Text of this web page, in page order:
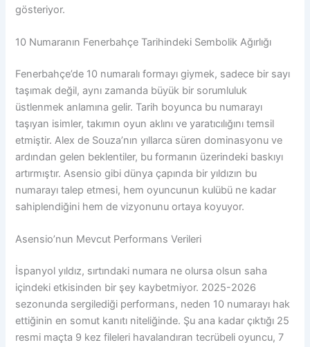
gösteriyor.
10 Numaranın Fenerbahçe Tarihindeki Sembolik Ağırlığı
Fenerbahçe’de 10 numaralı formayı giymek, sadece bir sayı
taşımak değil, aynı zamanda büyük bir sorumluluk
üstlenmek anlamına gelir. Tarih boyunca bu numarayı
taşıyan isimler, takımın oyun aklını ve yaratıcılığını temsil
etmiştir. Alex de Souza’nın yıllarca süren dominasyonu ve
ardından gelen beklentiler, bu formanın üzerindeki baskıyı
artırmıştır. Asensio gibi dünya çapında bir yıldızın bu
numarayı talep etmesi, hem oyuncunun kulübü ne kadar
sahiplendiğini hem de vizyonunu ortaya koyuyor.
Asensio’nun Mevcut Performans Verileri
İspanyol yıldız, sırtındaki numara ne olursa olsun saha
içindeki etkisinden bir şey kaybetmiyor. 2025-2026
sezonunda sergilediği performans, neden 10 numarayı hak
ettiğinin en somut kanıtı niteliğinde. Şu ana kadar çıktığı 25
resmi maçta 9 kez fileleri havalandıran tecrübeli oyuncu, 7